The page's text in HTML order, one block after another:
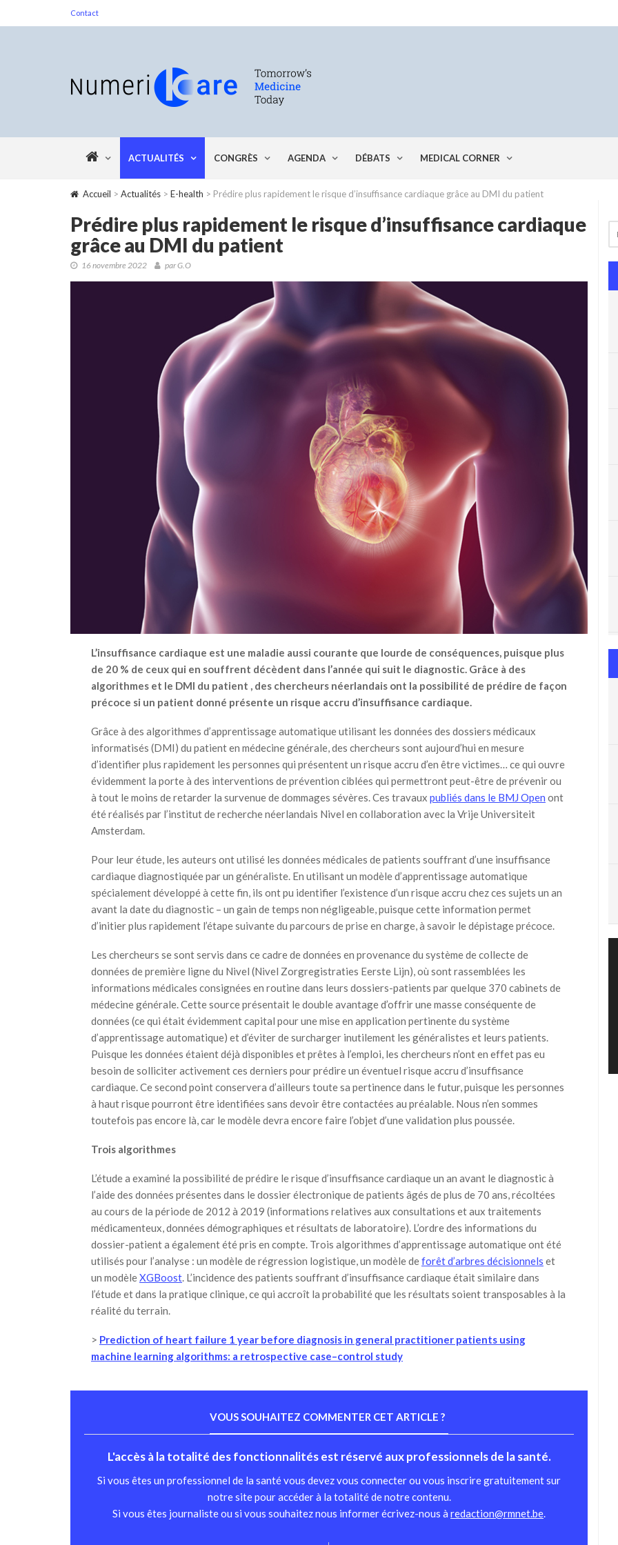
Contact
ACTUALITÉS CONGRÈS AGENDA DÉBATS MEDICAL CORNER
Accueil > Actualités > E-health > Prédire plus rapidement le risque d’insuffisance cardiaque grâce au DMI du patient
Prédire plus rapidement le risque d’insuffisance cardiaque
grâce au DMI du patient
16 novembre 2022 par G.O
L’insuffisance cardiaque est une maladie aussi courante que lourde de conséquences, puisque plus
de 20 % de ceux qui en souffrent décèdent dans l’année qui suit le diagnostic. Grâce à des
algorithmes et le DMI du patient , des chercheurs néerlandais ont la possibilité de prédire de façon
précoce si un patient donné présente un risque accru d’insuffisance cardiaque.
Grâce à des algorithmes d’apprentissage automatique utilisant les données des dossiers médicaux
informatisés (DMI) du patient en médecine générale, des chercheurs sont aujourd’hui en mesure
d’identifier plus rapidement les personnes qui présentent un risque accru d’en être victimes… ce qui ouvre
évidemment la porte à des interventions de prévention ciblées qui permettront peut-être de prévenir ou
à tout le moins de retarder la survenue de dommages sévères. Ces travaux publiés dans le BMJ Open ont
été réalisés par l’institut de recherche néerlandais Nivel en collaboration avec la Vrije Universiteit
Amsterdam.
Pour leur étude, les auteurs ont utilisé les données médicales de patients souffrant d’une insuffisance
cardiaque diagnostiquée par un généraliste. En utilisant un modèle d’apprentissage automatique
spécialement développé à cette fin, ils ont pu identifier l’existence d’un risque accru chez ces sujets un an
avant la date du diagnostic – un gain de temps non négligeable, puisque cette information permet
d’initier plus rapidement l’étape suivante du parcours de prise en charge, à savoir le dépistage précoce.
Les chercheurs se sont servis dans ce cadre de données en provenance du système de collecte de
données de première ligne du Nivel (Nivel Zorgregistraties Eerste Lijn), où sont rassemblées les
informations médicales consignées en routine dans leurs dossiers-patients par quelque 370 cabinets de
médecine générale. Cette source présentait le double avantage d’offrir une masse conséquente de
données (ce qui était évidemment capital pour une mise en application pertinente du système
d’apprentissage automatique) et d’éviter de surcharger inutilement les généralistes et leurs patients.
Puisque les données étaient déjà disponibles et prêtes à l’emploi, les chercheurs n’ont en effet pas eu
besoin de solliciter activement ces derniers pour prédire un éventuel risque accru d’insuffisance
cardiaque. Ce second point conservera d’ailleurs toute sa pertinence dans le futur, puisque les personnes
à haut risque pourront être identifiées sans devoir être contactées au préalable. Nous n’en sommes
toutefois pas encore là, car le modèle devra encore faire l’objet d’une validation plus poussée.
Trois algorithmes
L’étude a examiné la possibilité de prédire le risque d’insuffisance cardiaque un an avant le diagnostic à
l’aide des données présentes dans le dossier électronique de patients âgés de plus de 70 ans, récoltées
au cours de la période de 2012 à 2019 (informations relatives aux consultations et aux traitements
médicamenteux, données démographiques et résultats de laboratoire). L’ordre des informations du
dossier-patient a également été pris en compte. Trois algorithmes d’apprentissage automatique ont été
utilisés pour l’analyse : un modèle de régression logistique, un modèle deforêt d’arbres décisionnels et
un modèleXGBoost. L’incidence des patients souffrant d’insuffisance cardiaque était similaire dans
l’étude et dans la pratique clinique, ce qui accroît la probabilité que les résultats soient transposables à la
réalité du terrain.
> Prediction of heart failure 1 year before diagnosis in general practitioner patients using
machine learning algorithms: a retrospective case–control study
VOUS SOUHAITEZ COMMENTER CET ARTICLE ?
L'accès à la totalité des fonctionnalités est réservé aux professionnels de la santé.
Si vous êtes un professionnel de la santé vous devez vous connecter ou vous inscrire gratuitement sur
notre site pour accéder à la totalité de notre contenu.
Si vous êtes journaliste ou si vous souhaitez nous informer écrivez-nous à redaction@rmnet.be.